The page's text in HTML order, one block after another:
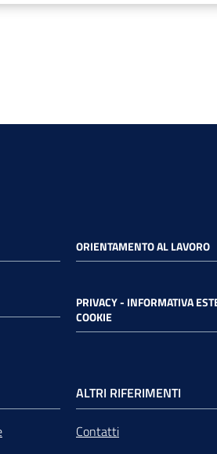
ORIENTAMENTO AL LAVORO
PRIVACY - INFORMATIVA
COOKIE
ALTRI RIFERIMENTI
Contatti